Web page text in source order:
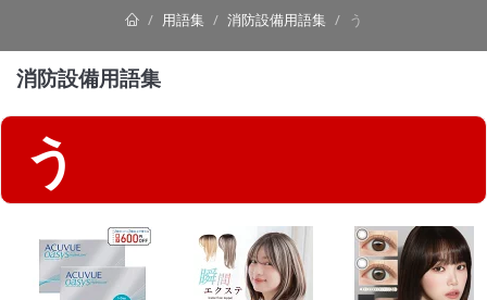
用語集 消防設備用語集 う
消防設備用語集
う